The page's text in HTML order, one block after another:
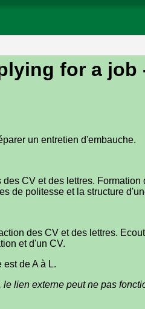
for a job
un entretien d'embauche.
des CV et des lettres.
de politesse et la structure
des CV et des lettres.
et d'un CV.
de A à L.
le lien externe peut ne pas